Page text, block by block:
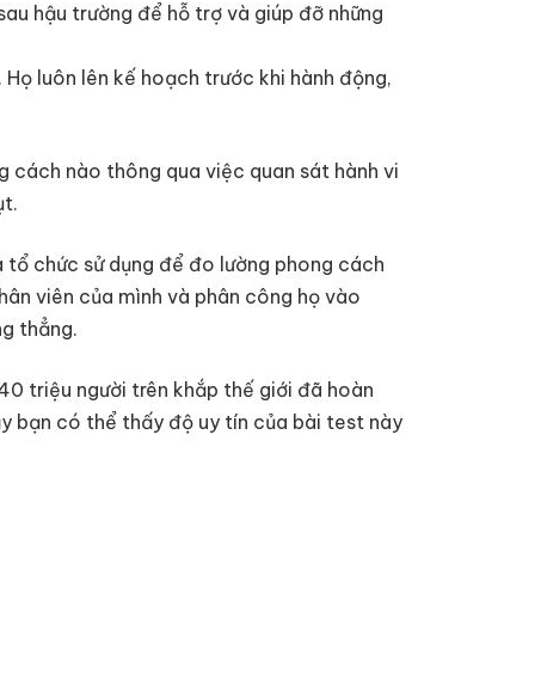
hậu trường để hỗ trợ và giúp đỡ những
luôn lên kế hoạch trước khi hành động,
nào thông qua việc quan sát hành vi
chức sử dụng để đo lường phong cách
viên của mình và phân công họ vào
thẳng.
triệu người trên khắp thế giới đã hoàn
bạn có thể thấy độ uy tín của bài test này